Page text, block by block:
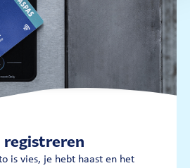
registreren
is vies, je hebt haast en het